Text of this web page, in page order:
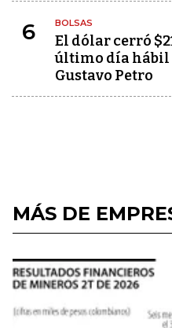
6 BOLSAS
El dólar cerró
último día hábil
Gustavo Petro
MÁS DE